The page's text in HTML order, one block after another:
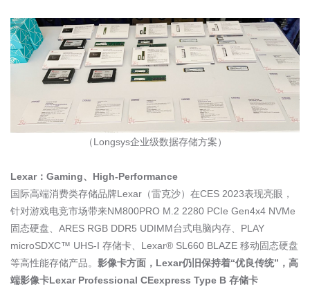
（Longsys企业级数据存储方案）
Lexar： Gaming、 High-Performance
国际高端消费类存储品牌Lexar （雷克沙）在CES 2023表现亮眼，
针对游戏电竞市场带来NM800PRO M.2 2280 PCIe Gen4x4 NVMe
固态硬盘、 ARES RGB DDR5 UDIMM台式电脑内存、 PLAY
microSDXC™ UHS-I 存储卡、 Lexar® SL660 BLAZE 移动固态硬盘
等高性能存储产品。 影像卡方面， Lexar仍旧保持着“优良传统”，高
端影像卡Lexar Professional CEexpress Type B 存储卡